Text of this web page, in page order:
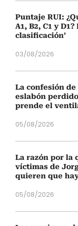
Puntaje RUI:
A1, B2, C1 y
clasificación’
03/08/2026
La confesión
eslabón
prende el
05/08/2026
La razón por la
víctimas de
quieren que
05/08/2026